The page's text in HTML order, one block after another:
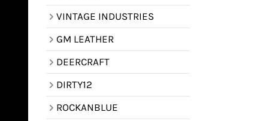
VINTAGE INDUSTRIES
GM LEATHER
DEERCRAFT
DIRTY12
ROCKANBLUE